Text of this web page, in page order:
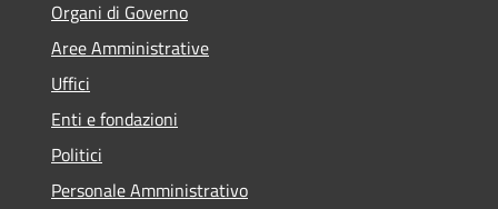
Organi di Governo
Aree Amministrative
Uffici
Enti e fondazioni
Politici
Personale Amministrativo